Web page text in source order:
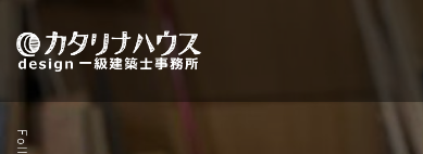
content